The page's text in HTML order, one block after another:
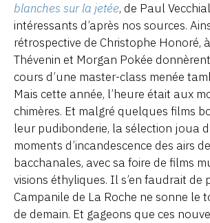
blanches sur la jetée, de Paul
intéressants d’après nos sources.
rétrospective de Christophe Honoré,
Thévenin et Morgan Pokée
cours d’une master-class menée
Mais cette année, l’heure était aux
chimères. Et malgré quelques films
leur pudibonderie, la sélection joua
moments d’incandescence des airs
bacchanales, avec sa foire de films
visions éthyliques. Il s’en faudrait de
Campanile de La Roche ne sonne le
de demain. Et gageons que ces